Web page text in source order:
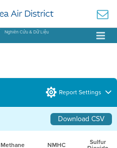
Nghiên Cứu & Dữ Liệu
Report Settings
Download CSV
Methane NMHC Sulfur